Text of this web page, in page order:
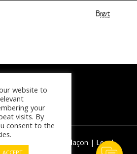
Agence Glaçon | Legal
website to
your
visits. By
consent to the
ACCEPT
Contact Us